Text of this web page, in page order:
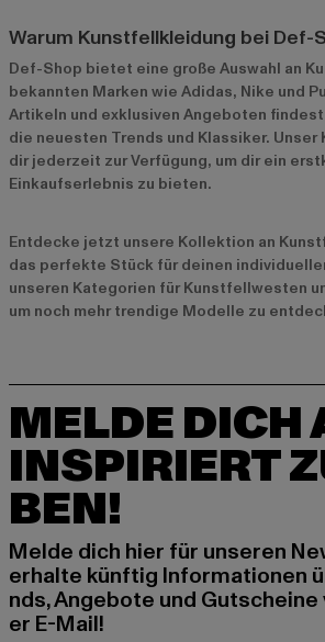
Warum Kunstfellkleidung bei Def-
Def-Shop bietet eine große Auswahl an
bekannten Marken wie Adidas, Nike und
Artikeln und exklusiven Angeboten
die neuesten Trends und Klassiker.
dir jederzeit zur Verfügung, um dir ein
Einkaufserlebnis zu bieten.
Entdecke jetzt unsere Kollektion an
das perfekte Stück für deinen
unseren Kategorien für Kunstfellwesten
um noch mehr trendige Modelle zu
MELDE DICH
INSPIRIERT
BEN!
Melde dich hier für unseren
erhalte künftig Informationen
nds, Angebote und
er E-Mail!